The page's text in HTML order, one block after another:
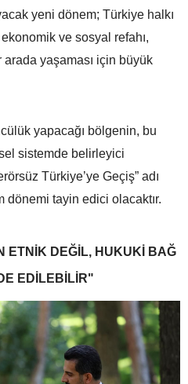
yeni dönem; Türkiye halkı
ve sosyal refahı,
yaşaması için büyük
yapacağı bölgenin, bu
sistemde belirleyici
Türkiye’ye Geçiş” adı
tayin edici olacaktır.
ETNİK DEĞİL, HUKUKİ BAĞ
EDİLEBİLİR"